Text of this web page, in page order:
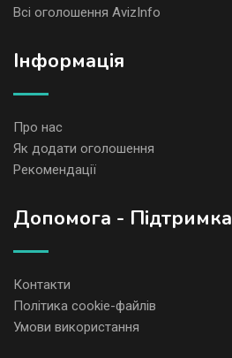
Всі оголошення AvizInfo
Iнформація
Про нас
Як додати оголошення
Рекомендації
Допомога - Підтримка
Контакти
Політика cookie-файлів
Умови використання